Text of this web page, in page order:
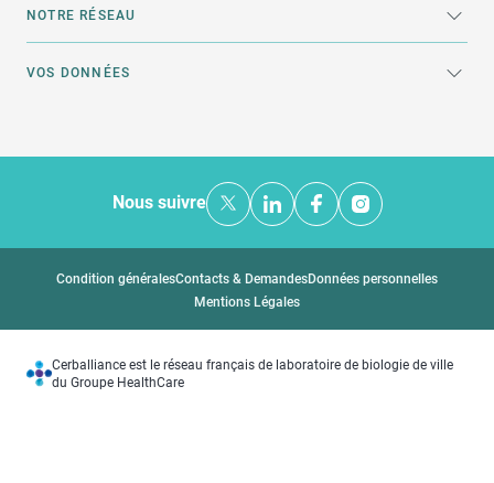
NOTRE RÉSEAU
VOS DONNÉES
Nous suivre
Condition généralesContacts & DemandesDonnées personnelles
Mentions Légales
Cerballiance est le réseau français de laboratoire de biologie de ville
du Groupe HealthCare